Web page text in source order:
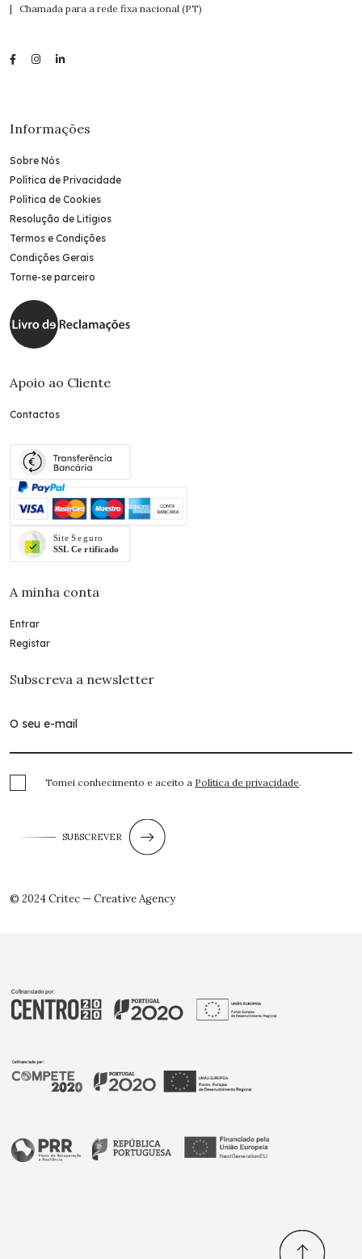
| Chamada para a rede fixa nacional (PT)
Informações
Sobre Nós
Política de Privacidade
Política de Cookies
Resolução de Litígios
Termos e Condições
Condições Gerais
Torne-se parceiro
Apoio ao Cliente
Contactos
A minha conta
Entrar
Registar
Subscreva a newsletter
Tomei conhecimento e aceito a Política de privacidade.
SUBSCREVER
© 2024 Critec — Creative Agency